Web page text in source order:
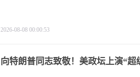
2026-08-08 00:00:53
向特朗普同志致敬！美政坛上演“超